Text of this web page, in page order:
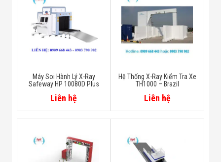
Máy Soi Hành Lý X-Ray
Safeway HP 10080D Plus
Liên hệ
Hệ Thống X-Ray Kiểm Tra Xe
TH1000 – Brazil
Liên hệ